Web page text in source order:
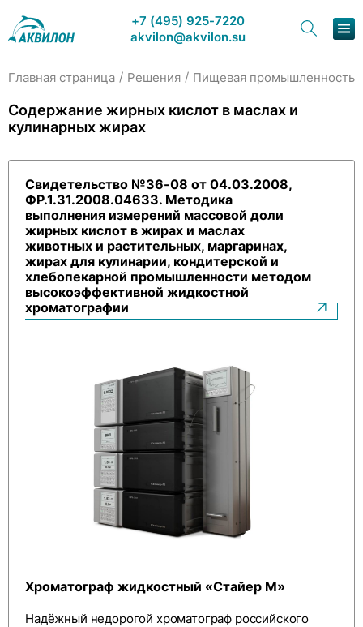
+7 (495) 925-7220
akvilon@akvilon.su
Сервис и ремонт
О компании
Контакты
Главная страница / Решения / Пищевая промышленность
Содержание жирных кислот в маслах и
кулинарных жирах
Свидетельство №36-08 от 04.03.2008,
ФР.1.31.2008.04633. Методика
выполнения измерений массовой доли
жирных кислот в жирах и маслах
животных и растительных, маргаринах,
жирах для кулинарии, кондитерской и
хлебопекарной промышленности методом
высокоэффективной жидкостной
хроматографии
Хроматограф жидкостный «Стайер М»
Надёжный недорогой хроматограф российского